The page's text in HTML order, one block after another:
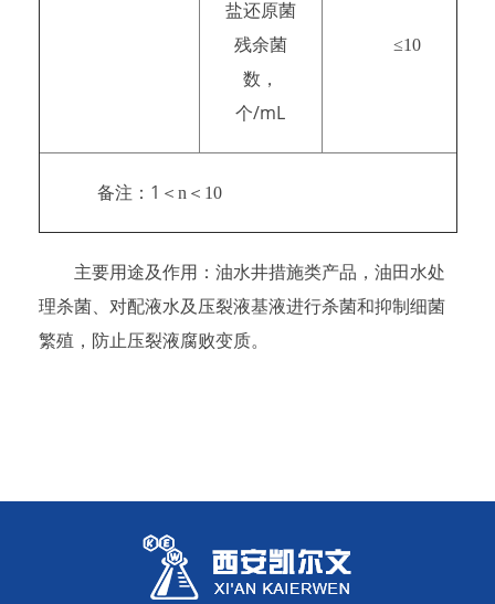
盐还原菌
残余菌
数，
个/mL
≤10
备注： 1 ＜ n ＜ 10
主要用途及作用： 油水井措施类产品，油田水处
理杀菌、对配液水及压裂液基液进行杀菌和抑制细菌
繁殖，防止压裂液腐败变质。